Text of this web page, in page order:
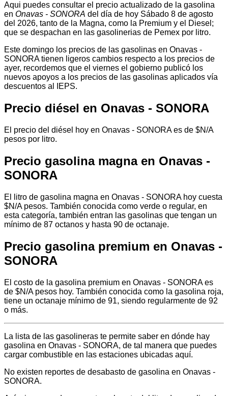
Aqui puedes consultar el precio actualizado de la gasolina
en Onavas - SONORA del día de hoy Sábado 8 de agosto
del 2026, tanto de la Magna, como la Premium y el Diesel;
que se despachan en las gasolinerias de Pemex por litro.
Este domingo los precios de las gasolinas en Onavas -
SONORA tienen ligeros cambios respecto a los precios de
ayer, recordemos que el viernes el gobierno publicó los
nuevos apoyos a los precios de las gasolinas aplicados vía
descuentos al IEPS.
Precio diésel en Onavas - SONORA
El precio del diésel hoy en Onavas - SONORA es de $N/A
pesos por litro.
Precio gasolina magna en Onavas -
SONORA
El litro de gasolina magna en Onavas - SONORA hoy cuesta
$N/A pesos. También conocida como verde o regular, en
esta categoría, también entran las gasolinas que tengan un
mínimo de 87 octanos y hasta 90 de octanaje.
Precio gasolina premium en Onavas -
SONORA
El costo de la gasolina premium en Onavas - SONORA es
de $N/A pesos hoy. También conocida como la gasolina roja,
tiene un octanaje mínimo de 91, siendo regularmente de 92
o más.
La lista de las gasolineras te permite saber en dónde hay
gasolina en Onavas - SONORA, de tal manera que puedes
cargar combustible en las estaciones ubicadas aquí.
No existen reportes de desabasto de gasolina en Onavas -
SONORA.